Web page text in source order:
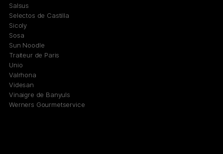
Salsus
Selectos de Castilla
Sicoly
Sosa
Sun Noodle
Traiteur de Paris
Unio
Valrhona
Videsan
Vinaigre de Banyuls
Werners Gourmetservice